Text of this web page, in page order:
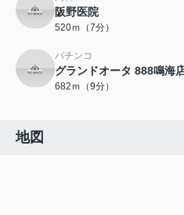
阪野医院
520ｍ（7分）
パチンコ
グランドオータ 888鳴海
682ｍ（9分）
地図